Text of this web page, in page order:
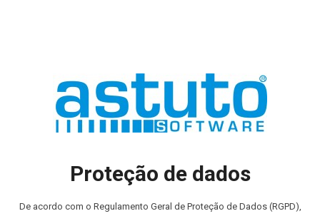
Proteção de dados
De acordo com o Regulamento Geral de Proteção de Dados (RGPD),